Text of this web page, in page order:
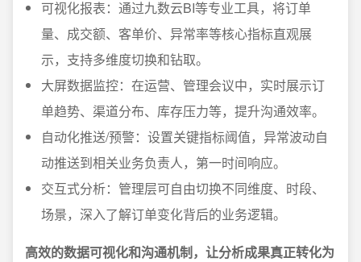
可视化报表：通过九数云BI等专业工具，将订单
量、成交额、客单价、异常率等核心指标直观展
示，支持多维度切换和钻取。
大屏数据监控：在运营、管理会议中，实时展示订
单趋势、渠道分布、库存压力等，提升沟通效率。
自动化推送/预警：设置关键指标阈值，异常波动自
动推送到相关业务负责人，第一时间响应。
交互式分析：管理层可自由切换不同维度、时段、
场景，深入了解订单变化背后的业务逻辑。
高效的数据可视化和沟通机制，让分析成果真正转化为